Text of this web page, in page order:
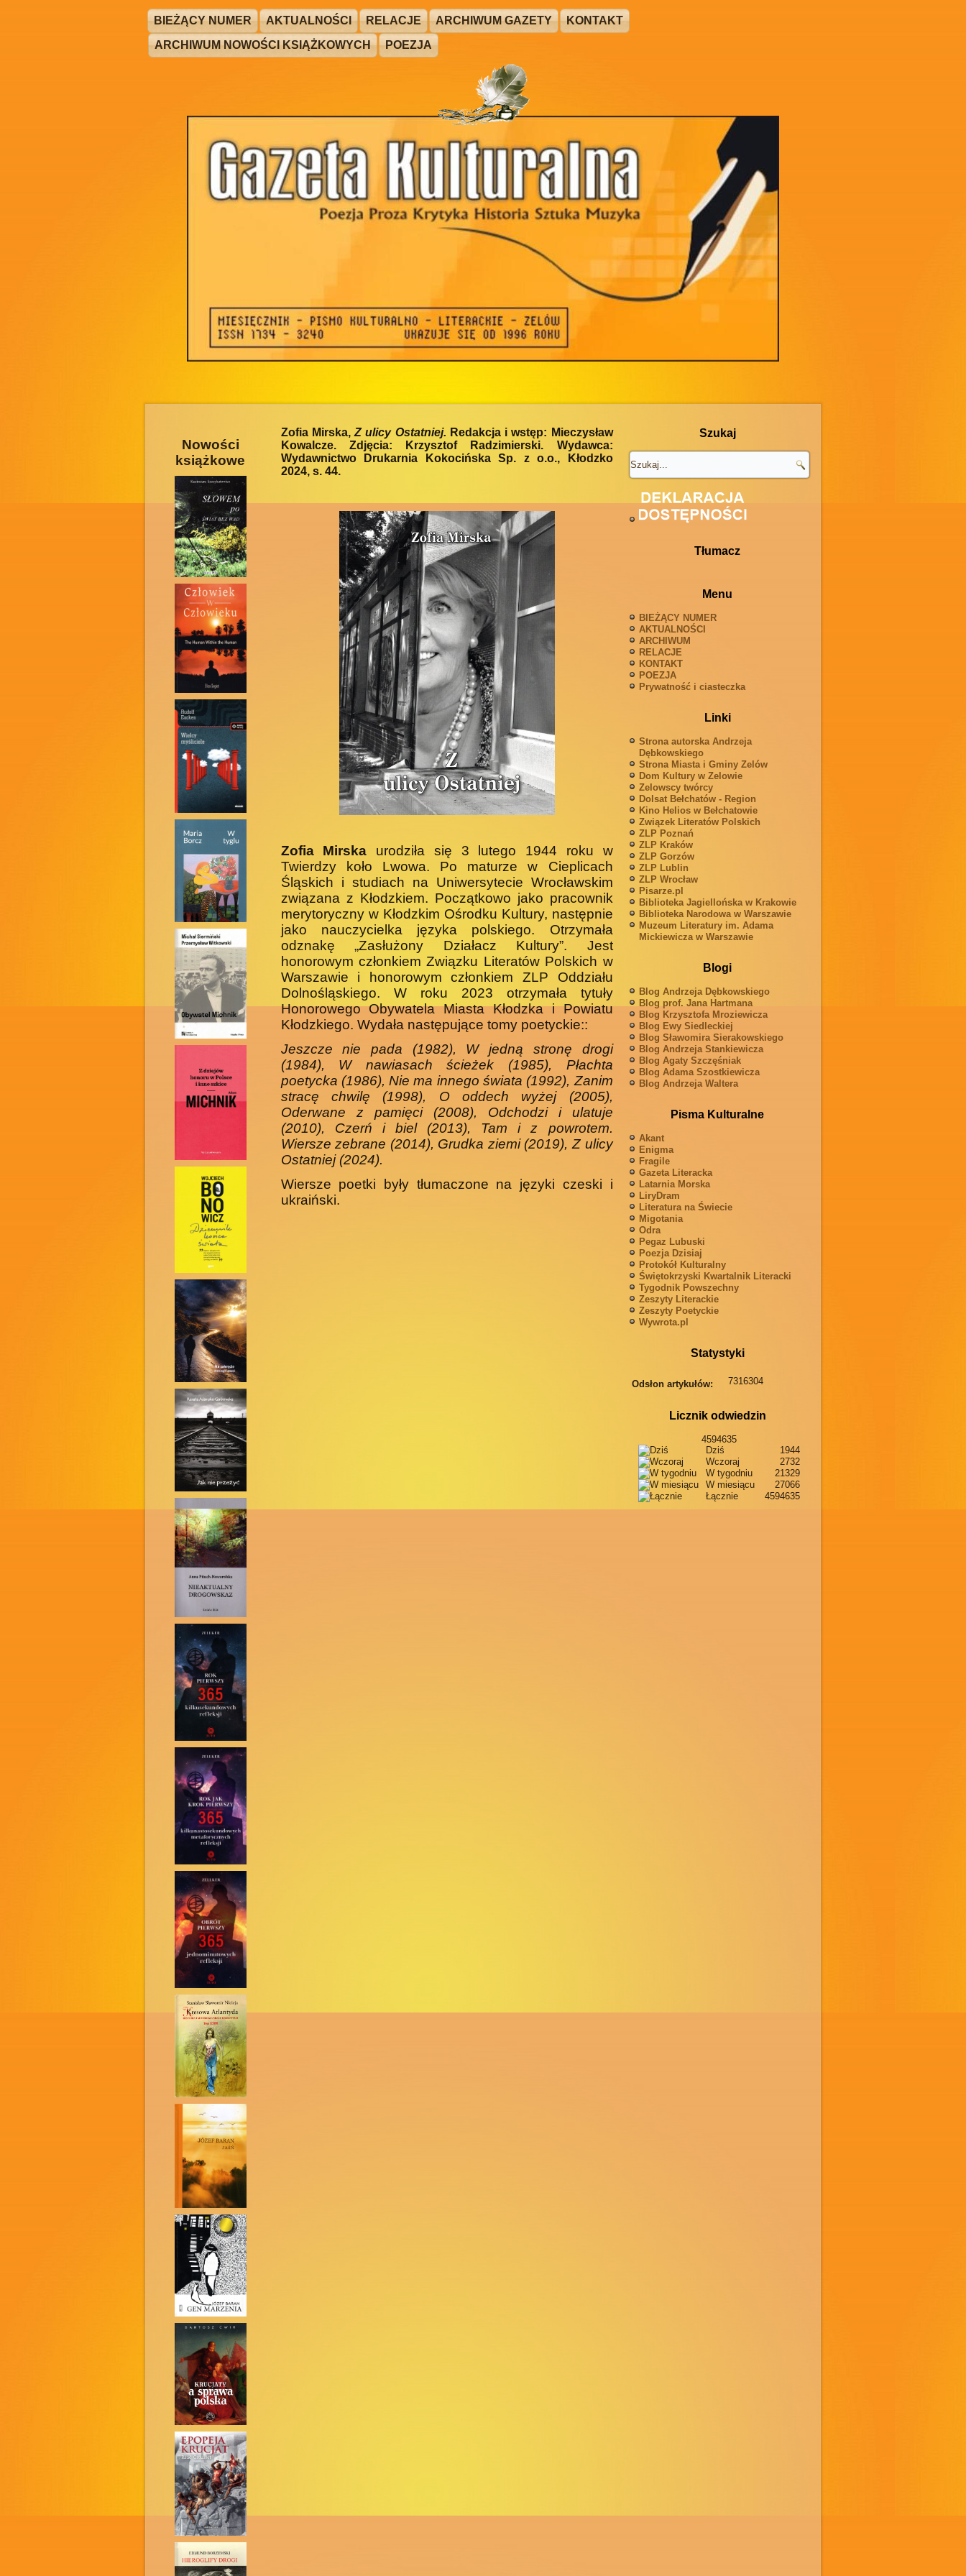
BIEŻĄCY NUMER AKTUALNOŚCI RELACJE ARCHIWUM GAZETY
KONTAKT
ARCHIWUM NOWOŚCI KSIĄŻKOWYCH
POEZJA
Nowości
książkowe
Zofia Mirska,Z ulicy Ostatniej. Redakcja i wstęp: Mieczysław
Kowalcze. Zdjęcia: Krzysztof Radzimierski. Wydawca:
Wydawnictwo Drukarnia Kokocińska Sp. z o.o., Kłodzko
2024, s. 44.
Zofia Mirska urodziła się 3 lutego 1944 roku w
Twierdzy koło Lwowa. Po maturze w Cieplicach
Śląskich i studiach na Uniwersyte­cie Wrocławskim
związana z Kłodzkiem. Początkowo jako pracownik
merytoryczny w Kłodzkim Ośrodku Kultury, na­stępnie
jako nauczycielka języka polskiego. Otrzymała
odzna­kę „Zasłużony Działacz Kultury”. Jest
honorowym członkiem Związku Literatów Polskich w
Warszawie i honorowym człon­kiem ZLP Oddziału
Dolnośląskiego. W roku 2023 otrzymała ty­tuły
Honorowego Obywatela Miasta Kłodzka i Powiatu
Kłodz­kiego. Wydała następujące tomy poetyckie::
Jeszcze nie pada (1982), W jedną stronę drogi
(1984), W nawiasach ścieżek (1985), Płachta
poetycka (1986), Nie ma innego świata (1992), Zanim
stracę chwilę (1998), O oddech wyżej (2005),
Oderwane z pamięci (2008), Odchodzi i ulatuje
(2010), Czerń i biel (2013), Tam i z powrotem.
Wiersze zebrane (2014), Grudka ziemi (2019), Z ulicy
Ostatniej (2024).
Wiersze poetki były tłumaczone na języki czeski i
ukraiński.
Szukaj
Tłumacz
Menu
BIEŻĄCY NUMER
AKTUALNOŚCI
ARCHIWUM
RELACJE
KONTAKT
POEZJA
Prywatność i ciasteczka
Linki
Strona autorska Andrzeja
Dębkowskiego
Strona Miasta i Gminy Zelów
Dom Kultury w Zelowie
Zelowscy twórcy
Dolsat Bełchatów - Region
Kino Helios w Bełchatowie
Związek Literatów Polskich
ZLP Poznań
ZLP Kraków
ZLP Gorzów
ZLP Lublin
ZLP Wrocław
Pisarze.pl
Biblioteka Jagiellońska w Krakowie
Biblioteka Narodowa w Warszawie
Muzeum Literatury im. Adama
Mickiewicza w Warszawie
Blogi
Blog Andrzeja Dębkowskiego
Blog prof. Jana Hartmana
Blog Krzysztofa Mroziewicza
Blog Ewy Siedleckiej
Blog Sławomira Sierakowskiego
Blog Andrzeja Stankiewicza
Blog Agaty Szczęśniak
Blog Adama Szostkiewicza
Blog Andrzeja Waltera
Pisma Kulturalne
Akant
Enigma
Fragile
Gazeta Literacka
Latarnia Morska
LiryDram
Literatura na Świecie
Migotania
Odra
Pegaz Lubuski
Poezja Dzisiaj
Protokół Kulturalny
Świętokrzyski Kwartalnik Literacki
Tygodnik Powszechny
Zeszyty Literackie
Zeszyty Poetyckie
Wywrota.pl
Statystyki
Odsłon artykułów: 7316304
Licznik odwiedzin
4594635
Dziś
1944
Wczoraj
2732
W tygodniu
21329
W miesiącu
27066
Łącznie
4594635